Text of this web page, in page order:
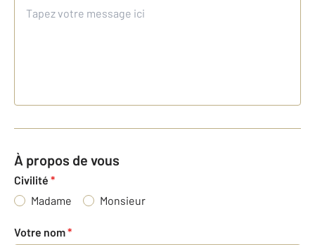
À propos de vous
Civilité *
Madame
Monsieur
Votre nom*